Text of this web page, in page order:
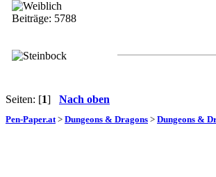
Beiträge: 5788
Seiten: [1] Nach oben
Pen-Paper.at> Dungeons & Dragons > Dungeons &